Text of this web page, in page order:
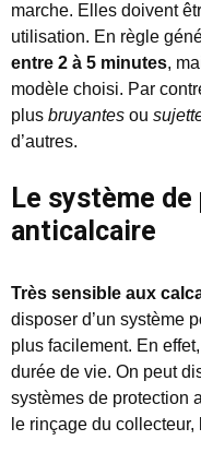
marche. Elles doivent
utilisation. En règle
entre 2 à 5 minutes,
modèle choisi. Par
plus bruyantes ou
d’autres.
Le système
anticalcaire
Très sensible aux
disposer d’un système
plus facilement. En
durée de vie. On peut
systèmes de protection
le rinçage du